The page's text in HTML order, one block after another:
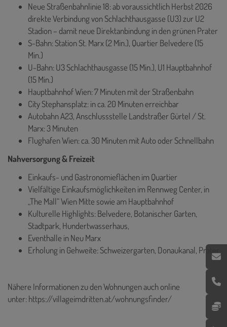
Neue Straßenbahnlinie 18: ab voraussichtlich Herbst 2026
direkte Verbindung von Schlachthausgasse (U3) zur U2
Stadion – damit neue Direktanbindung in den grünen Prater
S-Bahn: Station St. Marx (2 Min.), Quartier Belvedere (15
Min.)
U-Bahn: U3 Schlachthausgasse (15 Min.), U1 Hauptbahnhof
(15 Min.)
Hauptbahnhof Wien: 7 Minuten mit der Straßenbahn
City Stephansplatz: in ca. 20 Minuten erreichbar
Autobahn A23, Anschlussstelle Landstraßer Gürtel / St.
Marx: 3 Minuten
Flughafen Wien: ca. 30 Minuten mit Auto oder Schnellbahn
Nahversorgung & Freizeit
Einkaufs- und Gastronomieflächen im Quartier
Vielfältige Einkaufsmöglichkeiten im Rennweg Center, in
„The Mall“ Wien Mitte sowie am Hauptbahnhof
Kulturelle Highlights: Belvedere, Botanischer Garten,
Stadtpark, Hundertwasserhaus,
Eventhalle in Neu Marx
Erholung in Gehweite: Schweizergarten, Donaukanal, Prater
Nähere Informationen zu den Wohnungen auch online
unter:https://villageimdritten.at/wohnungsfinder/